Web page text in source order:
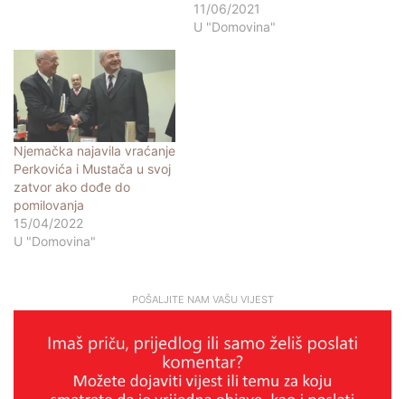
11/06/2021
U "Domovina"
Njemačka najavila vraćanje
Perkovića i Mustača u svoj
zatvor ako dođe do
pomilovanja
15/04/2022
U "Domovina"
POŠALJITE NAM VAŠU VIJEST